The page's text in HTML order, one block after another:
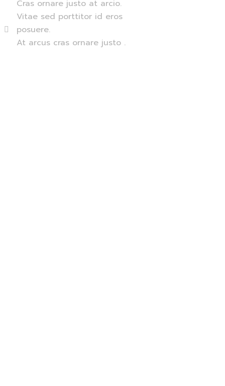
Cras ornare justo at arcio.
Vitae sed porttitor id eros
posuere.
At arcus cras ornare justo .